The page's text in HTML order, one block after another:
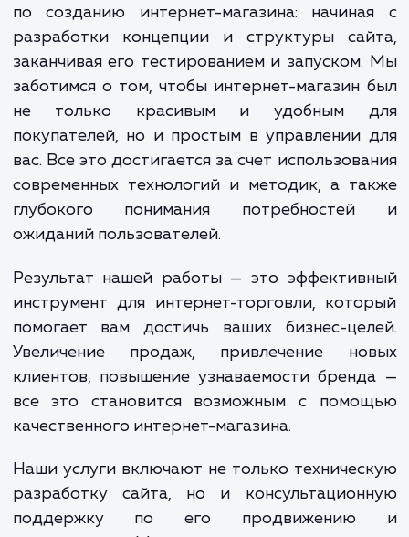
качество этих деталей
успешность вашего
интернете.
Наши специалисты выполняют все этапы
разработки концепции и структуры
заканчивая его тестированием и
заботимся о том, чтобы интернет-магазин
не только красивым и удобным
покупателей, но и простым в управлении
глубокого понимания
ожиданий пользователей.